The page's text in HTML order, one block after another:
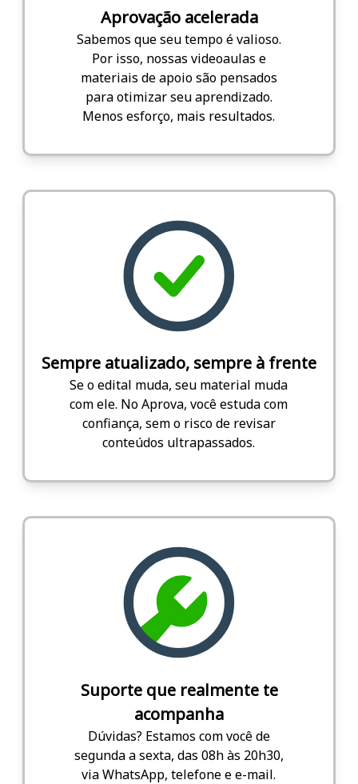
Aprovação acelerada
Sabemos que seu tempo é valioso.
Por isso, nossas videoaulas e
materiais de apoio são pensados
para otimizar seu aprendizado.
Menos esforço, mais resultados.
Sempre atualizado, sempre à frente
Se o edital muda, seu material muda
com ele. No Aprova, você estuda com
confiança, sem o risco de revisar
conteúdos ultrapassados.
Suporte que realmente te
acompanha
Dúvidas? Estamos com você de
segunda a sexta, das 08h às 20h30,
via WhatsApp, telefone e e-mail.